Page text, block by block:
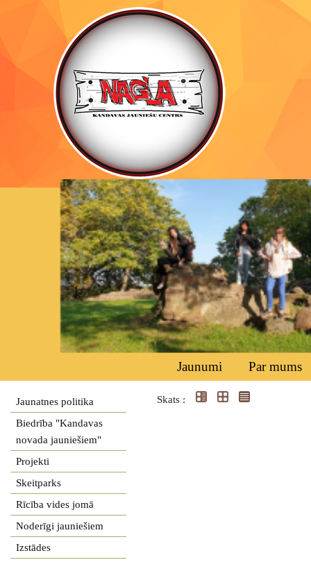
Jaunumi Par mums
Jaunatnes politika
Biedrība "Kandavas
novada jauniešiem"
Projekti
Skeitparks
Rīcība vides jomā
Noderīgi jauniešiem
Izstādes
Skats :